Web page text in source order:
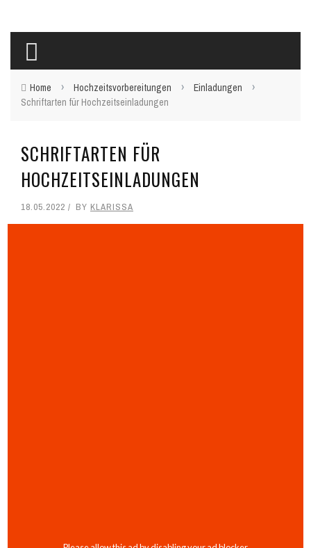
Home › Hochzeitsvorbereitungen › Einladungen ›
Schriftarten für Hochzeitseinladungen
SCHRIFTARTEN FÜR
HOCHZEITSEINLADUNGEN
18.05.2022 BY KLARISSA